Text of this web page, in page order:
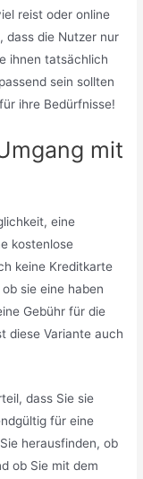
reist oder online
dass die Nutzer nur
ihnen tatsächlich
sein sollten
ihre Bedürfnisse!
mit
eine
kostenlose
keine Kreditkarte
sie eine haben
Gebühr für die
diese Variante auch
dass Sie sie
für eine
herausfinden, ob
ob Sie mit dem